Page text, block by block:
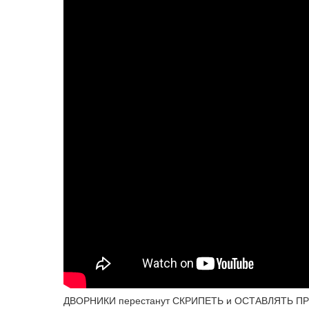
ДВОРНИКИ перестанут СКРИПЕТЬ и ОСТАВЛЯТЬ